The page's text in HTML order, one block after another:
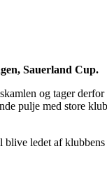
Sauerland Cup.
og tager
pulje med store
ledet af